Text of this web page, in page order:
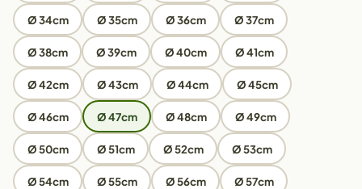
Ø 34cm Ø 35cm Ø 36cm Ø 37cm
Ø 38cm Ø 39cm Ø 40cm Ø 41cm
Ø 42cm Ø 43cm Ø 44cm Ø 45cm
Ø 46cm Ø 47cm Ø 48cm Ø 49cm
Ø 50cm Ø 51cm Ø 52cm Ø 53cm
Ø 54cm Ø 55cm Ø 56cm Ø 57cm